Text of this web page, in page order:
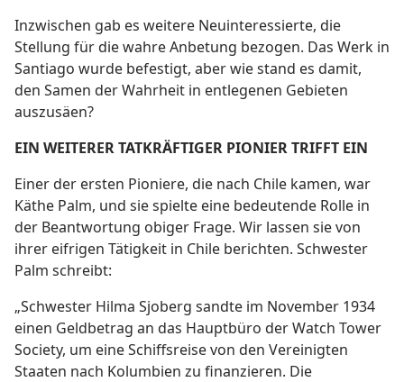
Inzwischen gab es weitere Neuinteressierte, die
Stellung für die wahre Anbetung bezogen. Das Werk in
Santiago wurde befestigt, aber wie stand es damit,
den Samen der Wahrheit in entlegenen Gebieten
auszusäen?
EIN WEITERER TATKRÄFTIGER PIONIER TRIFFT EIN
Einer der ersten Pioniere, die nach Chile kamen, war
Käthe Palm, und sie spielte eine bedeutende Rolle in
der Beantwortung obiger Frage. Wir lassen sie von
ihrer eifrigen Tätigkeit in Chile berichten. Schwester
Palm schreibt:
„Schwester Hilma Sjoberg sandte im November 1934
einen Geldbetrag an das Hauptbüro der Watch Tower
Society, um eine Schiffsreise von den Vereinigten
Staaten nach Kolumbien zu finanzieren. Die